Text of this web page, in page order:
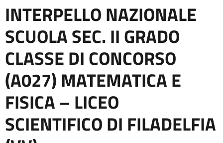
INTERPELLO NAZIONALE
SCUOLA SEC. II GRADO
CLASSE DI CONCORSO
(A027) MATEMATICA E
FISICA – LICEO
SCIENTIFICO DI FILADELFIA